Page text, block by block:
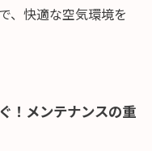
、快適な空気環境を
！メンテナンスの重